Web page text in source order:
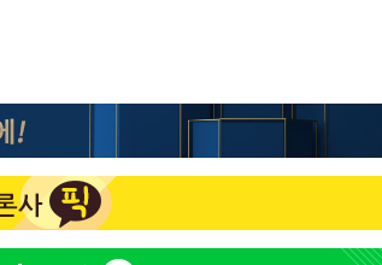
'고지용과 이혼' 허양임, 새 출
발했다
2
팬들 '걱정'